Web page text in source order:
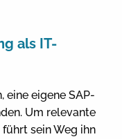
als IT-
eine eigene SAP-
Um relevante
sein Weg ihn